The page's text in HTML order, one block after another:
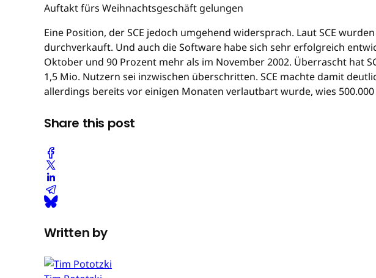
Auftakt fürs Weihnachtsgeschäft gelungen
Eine Position, der SCE jedoch umgehend widersprach. Laut SCE
durchverkauft. Und auch die Software habe sich sehr erfolgreich
Oktober und 90 Prozent mehr als im November 2002. Überrascht hat
1,5 Mio. Nutzern sei inzwischen überschritten. SCE machte damit
allerdings bereits vor einigen Monaten verlautbart wurde, wies
Share this post
Written by